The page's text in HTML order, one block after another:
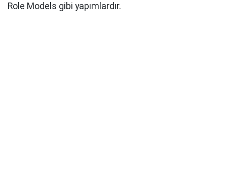
Role Models gibi yapımlardır.